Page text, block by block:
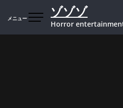
メニュー ゾゾゾ
Horror